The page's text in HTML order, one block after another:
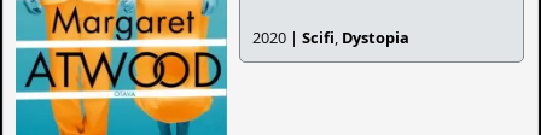
2020 |Scifi, Dystopia